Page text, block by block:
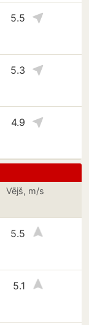
5.5
5.3
4.9
Vējš, m/s
5.5
5.1